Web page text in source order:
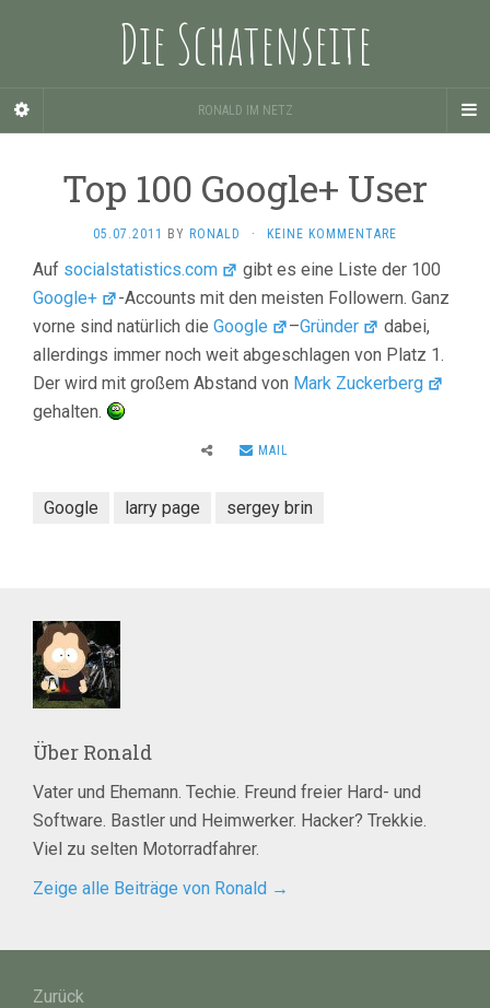
Die Schatenseite
RONALD IM NETZ
Top 100 Google+ User
05.07.2011 BY RONALD · KEINE KOMMENTARE
Auf socialstatistics.com
gibt es eine Liste der 100
Google+
-Accounts mit den meisten Followern. Ganz
vorne sind natürlich die Google –Gründer
dabei,
allerdings immer noch weit abgeschlagen von Platz 1.
Der wird mit großem Abstand von Mark Zuckerberg
gehalten.
MAIL
Google larry page sergey brin
Über Ronald
Vater und Ehemann. Techie. Freund freier Hard- und
Software. Bastler und Heimwerker. Hacker? Trekkie.
Viel zu selten Motorradfahrer.
Zeige alle Beiträge von Ronald →
Zurück